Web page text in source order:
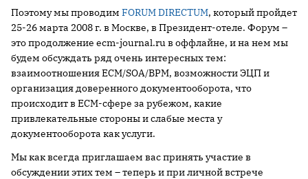
Поэтому мы проводим FORUM DIRECTUM, который пройдет
25-26 марта 2008 г. в Москве, в Президент-отеле. Форум –
это продолжение ecm-journal.ru в оффлайне, и на нем мы
будем обсуждать ряд очень интересных тем:
взаимоотношения ECM/SOA/BPM, возможности ЭЦП и
организация доверенного документооборота, что
происходит в ECM-сфере за рубежом, какие
привлекательные стороны и слабые места у
документооборота как услуги.
Мы как всегда приглашаем вас принять участие в
обсуждении этих тем – теперь и при личной встрече